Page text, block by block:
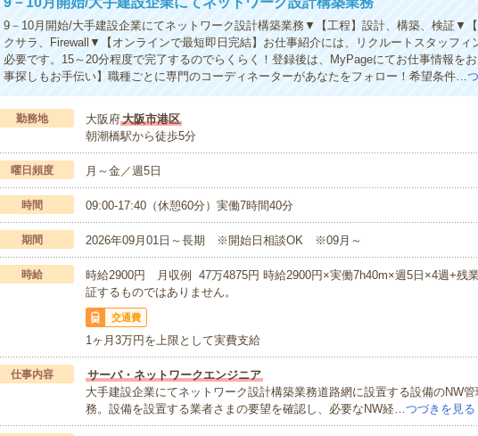
9－10月開始/大手建設企業にてネットワーク設計構築業務▼【工程】設計、構築、検証▼
クサラ、Firewall▼【オンラインで最短即日完結】お仕事紹介には、リクルートスタッフィ
必要です。15～20分程度で完了するのでらくらく！登録後は、MyPageにてお仕事情報を
事探しもお手伝い】職種ごとに専門のコーディネーターがあなたをフォロー！希望条件…
勤務地 大阪府大阪市港区
朝潮橋駅から徒歩5分
曜日頻度 月～金／週5日
時間 09:00-17:40（休憩60分）実働7時間40分
期間 2026年09月01日～長期 ※開始日相談OK ※09月～
時給
時給2900円 月収例 47万4875円 時給2900円×実働7h40m×週5日×4週+残
証するものではありません。
交通費
1ヶ月3万円を上限として実費支給
仕事内容
サーバ・ネットワークエンジニア
大手建設企業にてネットワーク設計構築業務道路網に設置する設備のNW
務。設備を設置する業者さまの要望を確認し、必要なNW経…つづきを見る